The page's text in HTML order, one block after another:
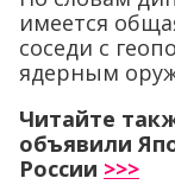
имеется
соседи с
ядерным
Читайте
объявили
России >>>